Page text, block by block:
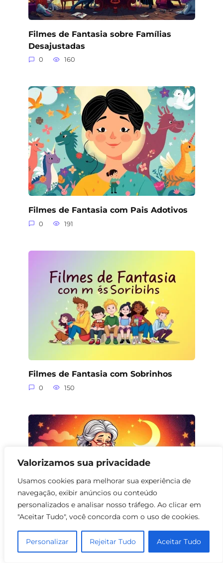
Valorizamos sua privacidade
Usamos cookies para melhorar sua experiência de
navegação, exibir anúncios ou conteúdo
personalizados e analisar nosso tráfego. Ao clicar em
"Aceitar Tudo", você concorda com o uso de cookies.
Personalizar Rejeitar Tudo Aceitar Tudo
Filmes de Fantasia sobre Famílias
Desajustadas
0 160
Filmes de Fantasia com Pais Adotivos
0 191
Filmes de Fantasia com Sobrinhos
0 150
Filmes de Fantasia com Avó e Neta
0 161